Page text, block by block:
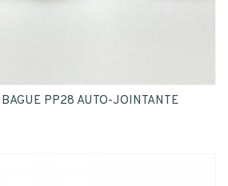
PP28 AUTO-JOINTANTE